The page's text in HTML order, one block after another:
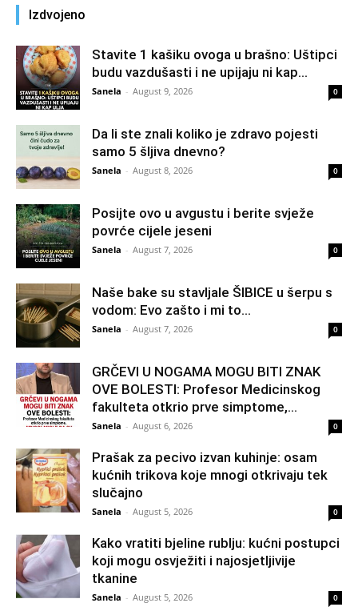
Izdvojeno
Stavite 1 kašiku ovoga u brašno: Uštipci
budu vazdušasti i ne upijaju ni kap...
Sanela - August 9, 2026 0
Da li ste znali koliko je zdravo pojesti
samo 5 šljiva dnevno?
Sanela - August 8, 2026 0
Posijte ovo u avgustu i berite svježe
povrće cijele jeseni
Sanela - August 7, 2026 0
Naše bake su stavljale ŠIBICE u šerpu s
vodom: Evo zašto i mi to...
Sanela - August 7, 2026 0
GRČEVI U NOGAMA MOGU BITI ZNAK
OVE BOLESTI: Profesor Medicinskog
fakulteta otkrio prve simptome,...
Sanela - August 6, 2026 0
Prašak za pecivo izvan kuhinje: osam
kućnih trikova koje mnogi otkrivaju tek
slučajno
Sanela - August 5, 2026 0
Kako vratiti bjeline rublju: kućni postupci
koji mogu osvježiti i najosjetljivije
tkanine
Sanela - August 5, 2026 0